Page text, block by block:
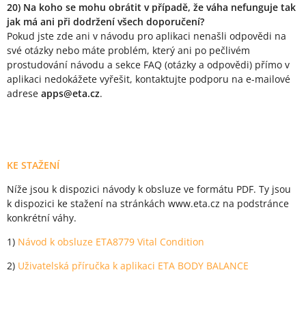
20) Na koho se mohu obrátit v případě, že váha nefunguje tak
jak má ani při dodržení všech doporučení?
Pokud jste zde ani v návodu pro aplikaci nenašli odpovědi na
své otázky nebo máte problém, který ani po pečlivém
prostudování návodu a sekce FAQ (otázky a odpovědi) přímo v
aplikaci nedokážete vyřešit, kontaktujte podporu na e-mailové
adrese apps@eta.cz.
KE STAŽENÍ
Níže jsou k dispozici návody k obsluze ve formátu PDF. Ty jsou
k dispozici ke stažení na stránkách www.eta.cz na podstránce
konkrétní váhy.
1) Návod k obsluze ETA8779 Vital Condition
2) Uživatelská příručka k aplikaci ETA BODY BALANCE